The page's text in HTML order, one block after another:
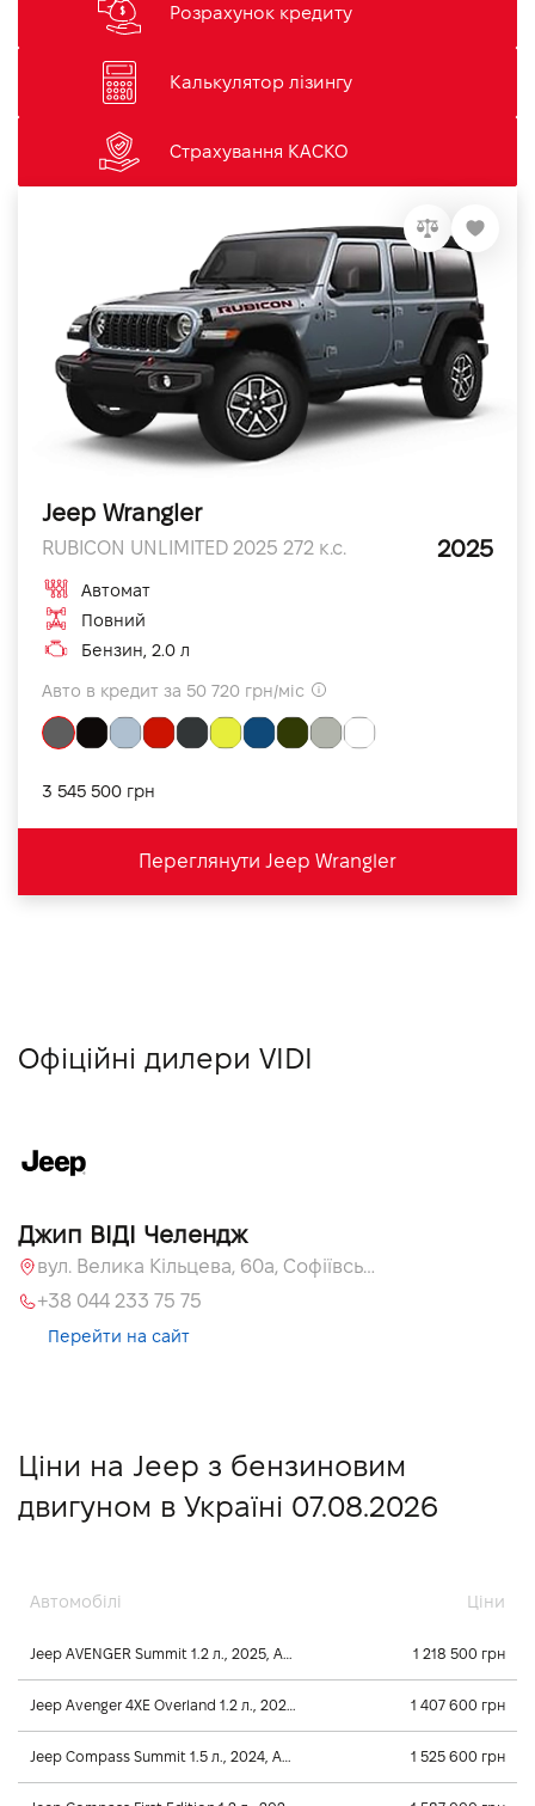
Розрахунок кредиту
Калькулятор лізингу
Страхування КАСКО
Jeep Wrangler
RUBICON UNLIMITED 2025 272 к.с. 2025
Автомат
Повний
Бензин, 2.0 л
Авто в кредит за 50 720 грн/міс
3 545 500 грн
Переглянути Jeep Wrangler
Офіційні дилери VIDI
Джип ВІДІ Челендж
вул. Велика Кільцева, 60а, Софіївська Борщагівка, Київська обл.
+38 044 233 75 75
Перейти на сайт
Ціни на Jeep з бензиновим
двигуном в Україні 07.08.2026
Автомобілі Ціни
1 218 500 грн
1 407 600 грн
1 525 600 грн